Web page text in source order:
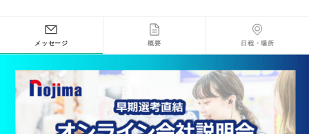
メッセージ 概要 日程・場所